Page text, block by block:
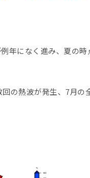
年になく進み、夏の
の熱波が発生、7月の